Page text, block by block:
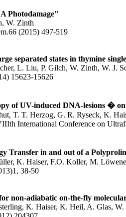
Photodamage"
W. Zinth
(2015) 497-519
separated states in thymine
L. Liu, P. Gilch, W. Zinth, W. J.
15623-15626
of UV-induced DNA-lesions �
T. T. Herzog, G. R. Ryseck, K.
International Conference on
Transfer in and out of a
K. Haiser, F.O. Koller, M.
38-50
non-adiabatic on-the-fly
K. Haiser, K. Heil, A. Glas,